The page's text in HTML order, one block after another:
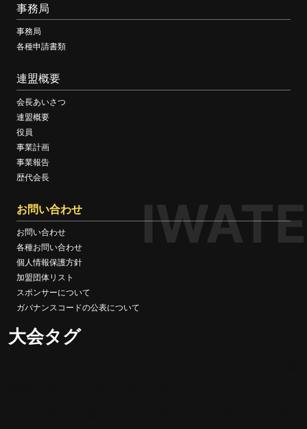
IWATE
事務局
事務局
各種申請書類
連盟概要
会長あいさつ
連盟概要
役員
事業計画
事業報告
歴代会長
お問い合わせ
お問い合わせ
各種お問い合わせ
個人情報保護方針
加盟団体リスト
スポンサーについて
ガバナンスコードの公表について
大会タグ